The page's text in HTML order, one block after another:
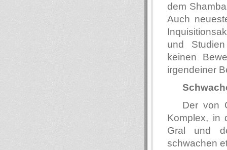
dem
Auch
und
keinen
irgendeiner
Der von
Komplex, in
Gral und
schwachen